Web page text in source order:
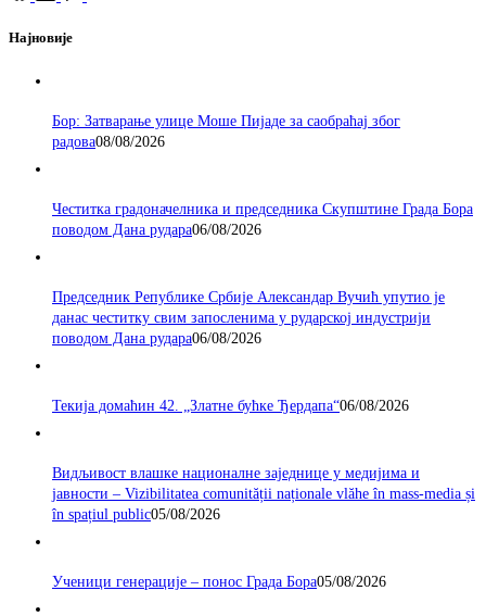
Најновије
Бор: Затварање улице Моше Пијаде за саобраћај због
радова08/08/2026
Честитка градоначелника и председника Скупштине Града Бора
поводом Дана рудара06/08/2026
Председник Републике Србије Александар Вучић упутио је
данас честитку свим запосленима у рударској индустрији
поводом Дана рудара06/08/2026
Текија домаћин 42. „Златне бућке Ђердапа“06/08/2026
Видљивост влашке националне заједнице у медијима и
јавности – Vizibilitatea comunității naționale vlăhe în mass-media și
în spațiul public05/08/2026
Ученици генерације – понос Града Бора05/08/2026